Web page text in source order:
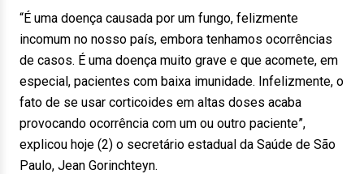
“É uma doença causada por um fungo, felizmente
incomum no nosso país, embora tenhamos ocorrências
de casos. É uma doença muito grave e que acomete, em
especial, pacientes com baixa imunidade. Infelizmente, o
fato de se usar corticoides em altas doses acaba
provocando ocorrência com um ou outro paciente”,
explicou hoje (2) o secretário estadual da Saúde de São
Paulo, Jean Gorinchteyn.